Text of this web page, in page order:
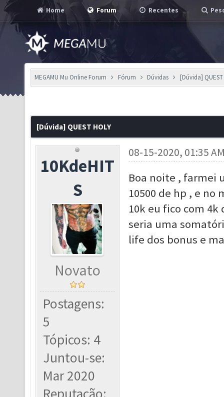
Home Forum Recentes
MEGAMU Mu Online Forum Fórum Dúvidas [Dúvida] QUEST
[Dúvida] QUEST HOLY
10KdeHIT
S
Novato
Postagens:
5
Tópicos: 4
Juntou-se:
Mar 2020
08-15-2020, 01:35
Boa noite , farmei
10500 de hp , e
10k eu fico com
seria uma
life dos bonus e